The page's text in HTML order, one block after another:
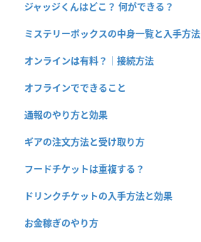
ジャッジくんはどこ？ 何ができる？
ミステリーボックスの中身一覧と入手方法
オンラインは有料？｜接続方法
オフラインでできること
通報のやり方と効果
ギアの注文方法と受け取り方
フードチケットは重複する？
ドリンクチケットの入手方法と効果
お金稼ぎのやり方